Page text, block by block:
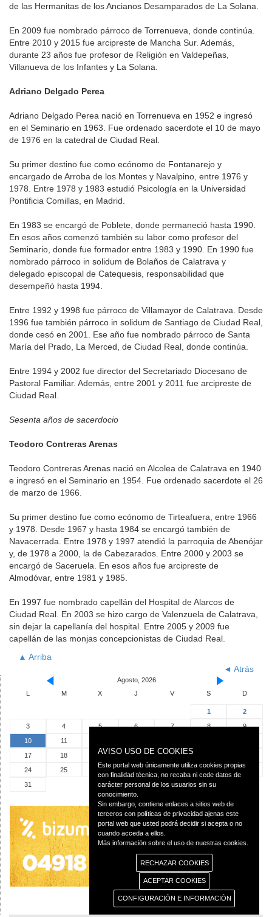
de las Hermanitas de los Ancianos Desamparados de La Solana.
En 2009 fue nombrado párroco de Torrenueva, donde continúa.
Entre 2010 y 2015 fue arcipreste de Mancha Sur. Además,
durante 23 años fue profesor de Religión en Valdepeñas,
Villanueva de los Infantes y La Solana.
Adriano Delgado Perea
Adriano Delgado Perea nació en Torrenueva en 1952 e ingresó
en el Seminario en 1963. Fue ordenado sacerdote el 10 de mayo
de 1976 en la catedral de Ciudad Real.
Su primer destino fue como ecónomo de Fontanarejo y
encargado de Arroba de los Montes y Navalpino, entre 1976 y
1978. Entre 1978 y 1983 estudió Psicología en la Universidad
Pontificia Comillas, en Madrid.
En 1983 se encargó de Poblete, donde permaneció hasta 1990.
En esos años comenzó también su labor como profesor del
Seminario, donde fue formador entre 1983 y 1990. En 1990 fue
nombrado párroco in solidum de Bolaños de Calatrava y
delegado episcopal de Catequesis, responsabilidad que
desempeñó hasta 1994.
Entre 1992 y 1998 fue párroco de Villamayor de Calatrava. Desde
1996 fue también párroco in solidum de Santiago de Ciudad Real,
donde cesó en 2001. Ese año fue nombrado párroco de Santa
María del Prado, La Merced, de Ciudad Real, donde continúa.
Entre 1994 y 2002 fue director del Secretariado Diocesano de
Pastoral Familiar. Además, entre 2001 y 2011 fue arcipreste de
Ciudad Real.
Sesenta años de sacerdocio
Teodoro Contreras Arenas
Teodoro Contreras Arenas nació en Alcolea de Calatrava en 1940
e ingresó en el Seminario en 1954. Fue ordenado sacerdote el 26
de marzo de 1966.
Su primer destino fue como ecónomo de Tirteafuera, entre 1966
y 1978. Desde 1967 y hasta 1984 se encargó también de
Navacerrada. Entre 1978 y 1997 atendió la parroquia de Abenójar
y, de 1978 a 2000, la de Cabezarados. Entre 2000 y 2003 se
encargó de Saceruela. En esos años fue arcipreste de
Almodóvar, entre 1981 y 1985.
En 1997 fue nombrado capellán del Hospital de Alarcos de
Ciudad Real. En 2003 se hizo cargo de Valenzuela de Calatrava,
sin dejar la capellanía del hospital. Entre 2005 y 2009 fue
capellán de las monjas concepcionistas de Ciudad Real.
▲ Arriba
◄ Atrás
Agosto, 2026
L
M X J V S D
1
2
3
4 5 6 7 8
9
10
11
17
18 19 20 21
24
25 26 27 28 29
30
31
AVISO USO DE COOKIES
Este portal web únicamente utiliza cookies propias
con finalidad técnica, no recaba ni cede datos de
carácter personal de los usuarios sin su
conocimiento.
Sin embargo, contiene enlaces a sitios web de
terceros con políticas de privacidad ajenas este
portal web que usted podrá decidir si acepta o no
cuando acceda a ellos.
Más información sobre el uso de nuestras cookies.
RECHAZAR COOKIES
ACEPTAR COOKIES
CONFIGURACIÓN E INFORMACIÓN